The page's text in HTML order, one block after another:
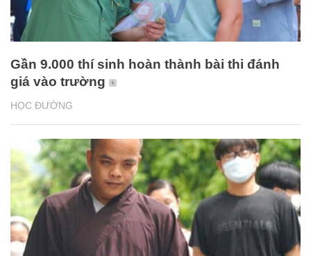
HỌC ĐƯỜNG
Gần 9.000 thí sinh hoàn thành bài thi đánh
giá vào trường